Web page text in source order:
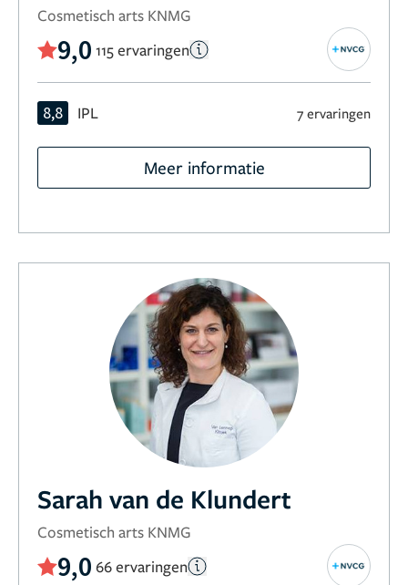
Cosmetisch arts KNMG
9,0 115 ervaringen
8,8 IPL 7 ervaringen
Meer informatie
Sarah van de Klundert
Cosmetisch arts KNMG
9,0 66 ervaringen